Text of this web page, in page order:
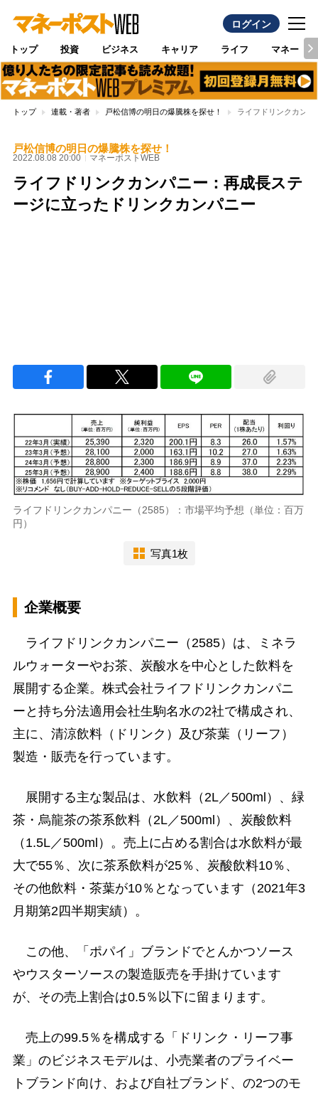
ログイン
トップ 投資 ビジネス キャリア ライフ マネー
トップ 連載・著者 戸松信博の明日の爆騰株を探せ！ ライフドリンクカン
戸松信博の明日の爆騰株を探せ！
2022.08.08 20:00 マネーポストWEB
ライフドリンクカンパニー：再成長ステ
ージに立ったドリンクカンパニー
ライフドリンクカンパニー（2585）：市場平均予想（単位：百万
円）
写真1枚
企業概要
ライフドリンクカンパニー（2585）は、ミネラ
ルウォーターやお茶、炭酸水を中心とした飲料を
展開する企業。株式会社ライフドリンクカンパニ
ーと持ち分法適用会社生駒名水の2社で構成され、
主に、清涼飲料（ドリンク）及び茶葉（リーフ）
製造・販売を行っています。
展開する主な製品は、水飲料（2L／500ml）、緑
茶・烏龍茶の茶系飲料（2L／500ml）、炭酸飲料
（1.5L／500ml）。売上に占める割合は水飲料が最
大で55％、次に茶系飲料が25％、炭酸飲料10％、
その他飲料・茶葉が10％となっています（2021年3
月期第2四半期実績）。
この他、「ポパイ」ブランドでとんかつソース
やウスターソースの製造販売を手掛けています
が、その売上割合は0.5％以下に留まります。
売上の99.5％を構成する「ドリンク・リーフ事
業」のビジネスモデルは、小売業者のプライベー
トブランド向け、および自社ブランド、の2つのモ